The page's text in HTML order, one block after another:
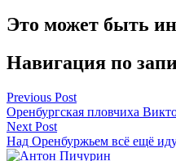
Это может быть
Навигация по
Previous Post
Оренбургская пловчиха
Next Post
Над Оренбуржьем всё ещё